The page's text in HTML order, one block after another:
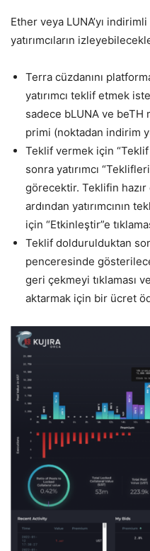
Ether veya LUNA’yı
yatırımcıların
Terra cüzdanını
yatırımcı teklif etmek
sadece bLUNA ve beTH
primi (noktadan indirim
Teklif vermek için “Teklif
sonra yatırımcı
görecektir. Teklifin hazır
ardından yatırımcının
için “Etkinleştir”e
Teklif doldurulduktan
penceresinde
geri çekmeyi tıklaması
aktarmak için bir ücret